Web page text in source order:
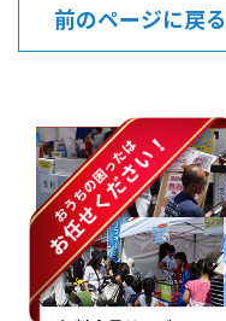
前のページに戻る